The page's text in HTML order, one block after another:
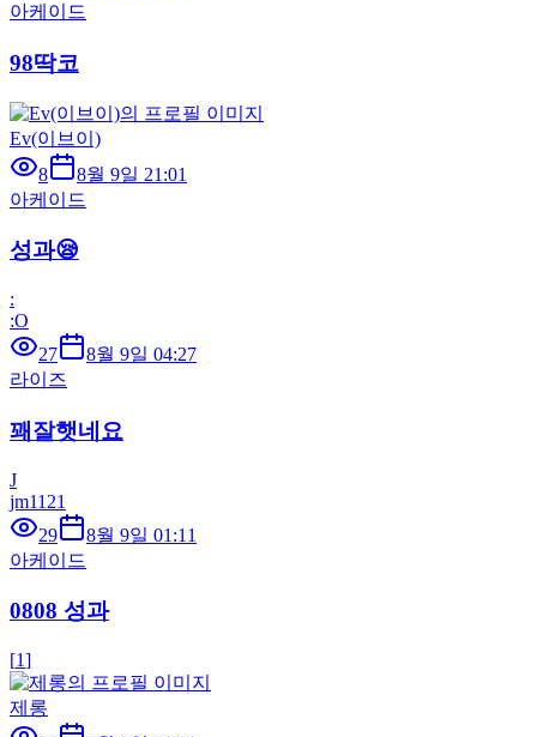
아케이드
98딱코
Ev(이브이)
8
8월 9일 21:01
아케이드
성과😪
:
:O
27
8월 9일 04:27
라이즈
꽤잘햇네요
J
jm1121
29
8월 9일 01:11
아케이드
0808 성과
[1]
제롱